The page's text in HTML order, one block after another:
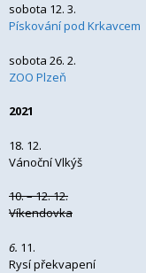
sobota 12. 3.
Pískování pod Krkavcem
sobota 26. 2.
ZOO Plzeň
2021
18. 12.
Vánoční Vlkýš
10. – 12. 12.
Víkendovka
6. 11.
Rysí překvapení